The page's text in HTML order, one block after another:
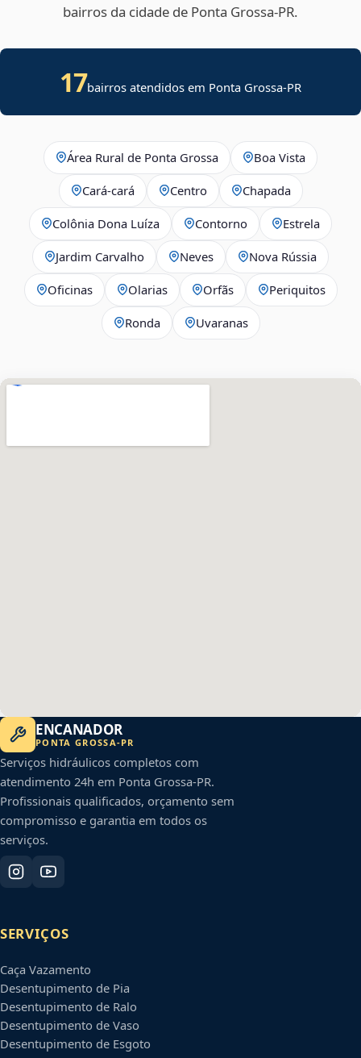
bairros da cidade de Ponta Grossa‑PR.
17bairros atendidos em Ponta Grossa-PR
Área Rural de Ponta Grossa Boa Vista
Cará-cará Centro Chapada
Colônia Dona Luíza Contorno Estrela
Jardim Carvalho Neves Nova Rússia
Oficinas Olarias Orfãs Periquitos
Ronda Uvaranas
ENCANADOR
PONTA GROSSA-PR
Serviços hidráulicos completos com
atendimento 24h em Ponta Grossa-PR.
Profissionais qualificados, orçamento sem
compromisso e garantia em todos os
serviços.
SERVIÇOS
Caça Vazamento
Desentupimento de Pia
Desentupimento de Ralo
Desentupimento de Vaso
Desentupimento de Esgoto